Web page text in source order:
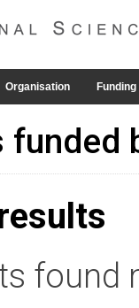
Organisation Funding
funded
found